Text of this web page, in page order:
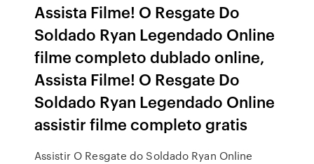
Assista Filme! O Resgate Do
Soldado Ryan Legendado Online
filme completo dublado online,
Assista Filme! O Resgate Do
Soldado Ryan Legendado Online
assistir filme completo gratis
Assistir O Resgate do Soldado Ryan Online